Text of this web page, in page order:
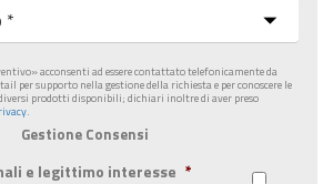
acconsenti ad essere contattato telefonicamente da
per supporto nella gestione della richiesta e per conoscere le
prodotti disponibili; dichiari inoltre di aver preso
Gestione Consensi
e legittimo interesse *